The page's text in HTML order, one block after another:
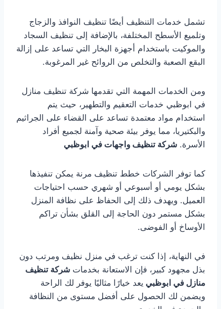
تشمل خدمات التنظيف أيضًا تنظيف النوافذ والزجاج
وتلميع الأسطح المختلفة، بالإضافة إلى تنظيف السجاد
والموكيت باستخدام أجهزة البخار التي تساعد على إزالة
البقع الصعبة والتخلص من الروائح غير المرغوبة.
ومن الخدمات المهمة التي تقدمها شركة تنظيف منازل
في ابوظبي خدمات التعقيم والتطهير، حيث يتم
استخدام مواد معتمدة تساعد على القضاء على الجراثيم
والبكتيريا، مما يوفر بيئة صحية وآمنة لجميع أفراد
الأسرة. شركة تنظيف واجهات في ابوظبي
كما توفر الشركات خطط تنظيف مرنة يمكن تنفيذها
بشكل يومي أو أسبوعي أو شهري حسب احتياجات
العميل. ويهدف ذلك إلى الحفاظ على نظافة المنزل
بشكل مستمر دون الحاجة إلى القلق بشأن تراكم
الأوساخ أو الفوضى.
في النهاية، إذا كنت ترغب في منزل نظيف ومرتب دون
بذل مجهود كبير، فإن الاستعانة بخدمات شركة تنظيف
منازل في ابوظبي يعد خيارًا مثاليًا يوفر لك الراحة
ويضمن لك الحصول على أفضل مستوى من النظافة